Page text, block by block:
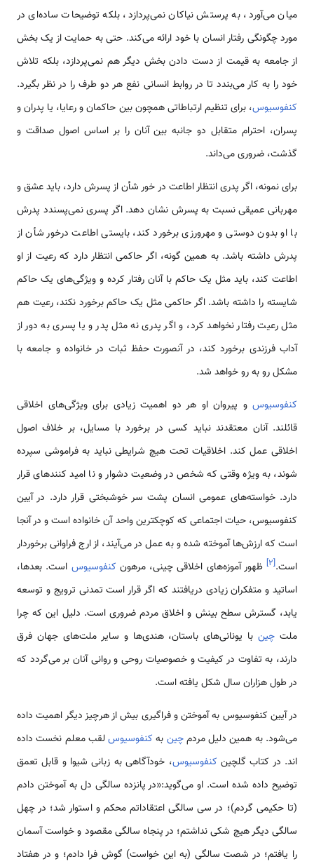
میان می‌­آورد، به پرستش نیاکان نمی­‌پردازد، بلکه توضیحات ساده‌­ای در
مورد چگونگی رفتار انسان با خود ارائه می­‌کند. حتی به حمایت از یک بخش
از جامعه به قیمت از دست دادن بخش دیگر هم نمی­‌پردازد، بلکه تلاش
خود را به کار می­‌بندد تا در روابط انسانی نفع هر دو طرف را در نظر بگیرد.
کنفوسیوس، برای تنظیم ارتباطاتی هم­چون بین حاکمان و رعایا، یا پدران و
پسران، احترام متقابل دو جانبه بین آنان را بر اساس اصول صداقت و
گذشت، ضرور­ی می­‌داند.
برای نمونه، اگر پدری انتظار اطاعت در خور شأن از پسرش دارد، باید عشق و
مهربانی عمیقی نسبت به پسرش نشان دهد. اگر پسری نمی‌پسندد پدرش
با او بدون دوستی و مهرورزی برخورد کند، بایستی اطاعت در­خور شأن از
پدرش داشته باشد. به همین­ گونه، اگر حاکمی انتظار دارد که رعیت از او
اطاعت کند، باید مثل یک حاکم با آنان رفتار کرده و ویژگی­‌های یک حاکم
شایسته را داشته باشد. اگر حاکمی مثل یک حاکم برخورد نکند، رعیت هم
مثل رعیت رفتار نخواهد کرد، و اگر پدری نه مثل پدر و یا پسری به دور از
آداب فرزندی برخورد کند، در آن­صورت حفظ ثبات در خانواده و جامعه با
مشکل رو به رو خواهد شد.
کنفوسیوس و پیروان او هر دو اهمیت زیادی برای ویژگی­‌های اخلاقی
قائلند. آنان معتقدند نباید کسی در برخورد با مسایل، بر خلاف اصول
اخلاقی عمل کند. اخلاقیات تحت هیچ شرایطی نباید به فراموشی سپرده
شوند، به ویژه وقتی که شخص در وضعیت دشوار و نا امید کننده­ای قرار
دارد. خواسته­‌های عمومی انسان پشت سر خوشبختی قرار دارد. در آیین
کنفوسیوس، حیات اجتماعی که کوچک­ترین واحد آن خانواده است و در آن­جا
است که ارزش‌­ها آموخته شده و به عمل در می‌­آیند، از ارج فراوانی برخوردار
است.[۲] ظهور آموزه­‌های اخلاقی چینی، مرهون کنفوسیوس است. بعدها،
اساتید و متفکران زیادی دریافتند که اگر قرار است تمدنی ترویج و توسعه
یابد، گسترش سطح بینش و اخلاق مردم ضروری است. دلیل این که چرا
ملت چینبا یونانی­‌های باستان، هندی‌­ها و سایر ملت‌­های جهان فرق
دارند، به تفاوت در کیفیت و خصوصیات روحی و روانی آنان بر می­‌گردد که
در طول هزاران سال شکل یافته است.
در آیین کنفوسیوس به آموختن و فراگیری بیش از هرچیز دیگر اهمیت داده
می­‌شود. به همین دلیل مردمچین به کنفوسیوسلقب معلم نخست داده­‌
اند. در کتاب گلچین کنفوسیوس، خودآگاهی به زبانی شیوا و قابل تعمق
توضیح داده شده است. او می‌گوید:«در پانزده سالگی دل به آموختن دادم
(تا حکیمی گردم)؛ در سی سالگی اعتقاداتم محکم و استوار شد؛ در چهل
سالگی دیگر هیچ شکی نداشتم؛ در پنجاه سالگی مقصود و خواست آسمان
را یافتم؛ در شصت سالگی (به این خواست) گوش فرا دادم؛ و در هفتاد